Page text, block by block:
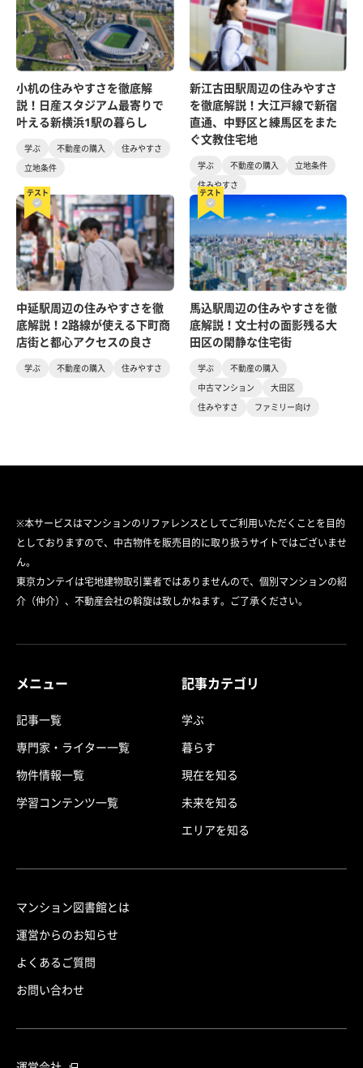
小机の住みやすさを徹底解
説！日産スタジアム最寄りで
叶える新横浜1駅の暮らし
学ぶ 不動産の購入
住みやすさ
立地条件
新江古田駅周辺の住みやすさ
を徹底解説！大江戸線で新宿
直通、中野区と練馬区をまた
ぐ文教住宅地
学ぶ 不動産の購入
立地条件
住みやすさ
テスト
中延駅周辺の住みやすさを徹
底解説！2路線が使える下町商
店街と都心アクセスの良さ
学ぶ 不動産の購入 住みやすさ
テスト
馬込駅周辺の住みやすさを徹
底解説！文士村の面影残る大
田区の閑静な住宅街
学ぶ
不動産の購入
中古マンション
大田区
住みやすさ
ファミリー向け
※本サービスはマンションのリファレンスとしてご利用いただくことを目的
としておりますので、中古物件を販売目的に取り扱うサイトではございませ
ん。
東京カンテイは宅地建物取引業者ではありませんので、個別マンションの紹
介（仲介）、不動産会社の斡旋は致しかねます。ご了承ください。
メニュー
記事一覧
専門家・ライター一覧
物件情報一覧
学習コンテンツ一覧
記事カテゴリ
学ぶ
暮らす
現在を知る
未来を知る
エリアを知る
マンション図書館とは
運営からのお知らせ
よくあるご質問
お問い合わせ